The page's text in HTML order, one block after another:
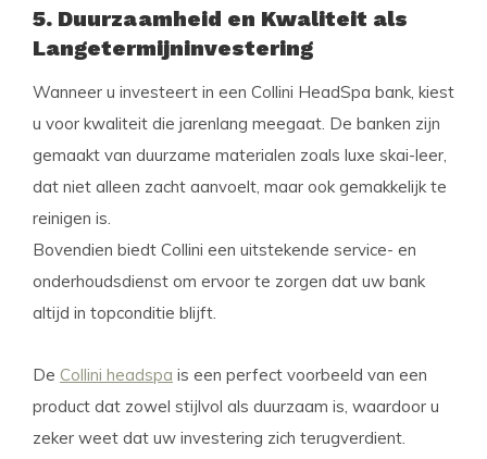
5. Duurzaamheid en Kwaliteit als
Langetermijninvestering
Wanneer u investeert in een Collini HeadSpa bank, kiest
u voor kwaliteit die jarenlang meegaat. De banken zijn
gemaakt van duurzame materialen zoals luxe skai-leer,
dat niet alleen zacht aanvoelt, maar ook gemakkelijk te
reinigen is.
Bovendien biedt Collini een uitstekende service- en
onderhoudsdienst om ervoor te zorgen dat uw bank
altijd in topconditie blijft.
De Collini headspa is een perfect voorbeeld van een
product dat zowel stijlvol als duurzaam is, waardoor u
zeker weet dat uw investering zich terugverdient.